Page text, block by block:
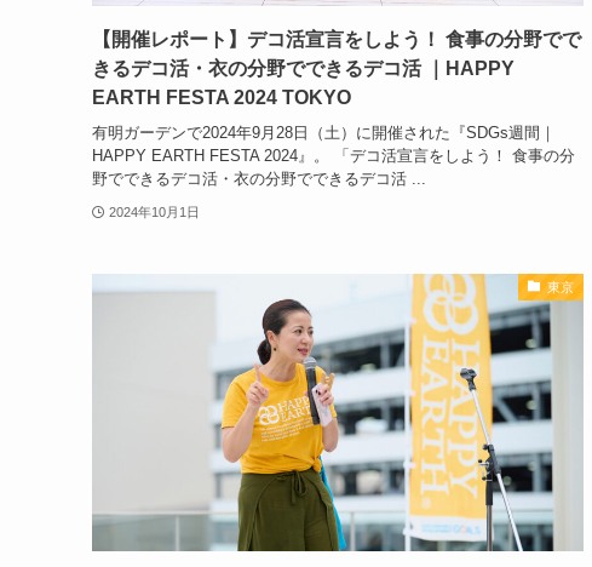
【開催レポート】デコ活宣言をしよう！ 食事の分野でで
きるデコ活・衣の分野でできるデコ活 ｜HAPPY
EARTH FESTA 2024 TOKYO
有明ガーデンで2024年9月28日（土）に開催された『SDGs週間｜
HAPPY EARTH FESTA 2024』。 「デコ活宣言をしよう！ 食事の分
野でできるデコ活・衣の分野でできるデコ活 ...
2024年10月1日
東京